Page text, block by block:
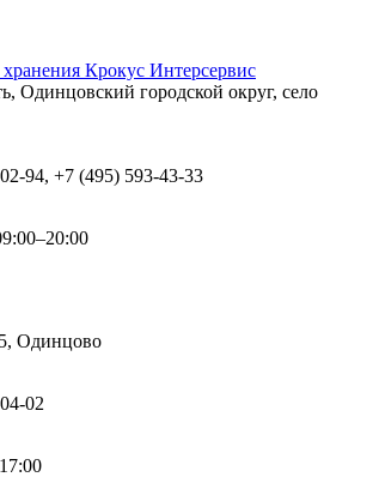
Крокус Интерсервис
Одинцовский городской округ, село
94, +7 (495) 593-43-33
Одинцово
02